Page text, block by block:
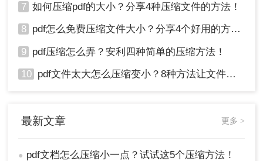
7 如何压缩pdf的大小？分享4种压缩文件的方法！
8 pdf怎么免费压缩文件大小？分享4个好用的方法，简单又快捷！
9 pdf压缩怎么弄？安利四种简单的压缩方法！
10 pdf文件太大怎么压缩变小？8种方法让文件轻松"瘦身"！
最新文章 更多 >
● pdf文档怎么压缩小一点？试试这5个压缩方法！